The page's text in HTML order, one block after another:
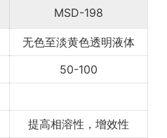
MSD-198
无色至淡黄色透明液体
50-100
提高相溶性，增效性